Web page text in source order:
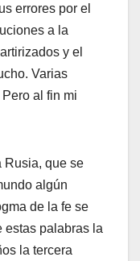
errores por el
a la
y el
Varias
al fin mi
Rusia, que se
algún
de la fe se
palabras la
la tercera